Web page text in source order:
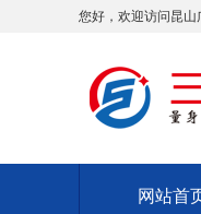
您好，欢迎访问昆山
网站首